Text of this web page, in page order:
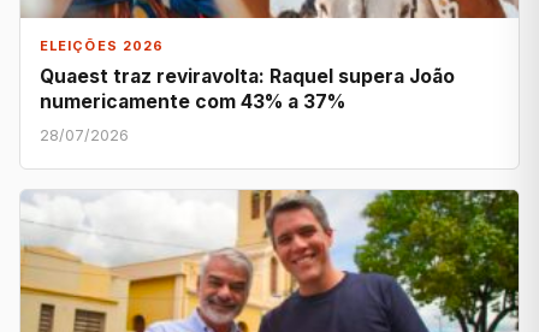
ELEIÇÕES 2026
Quaest traz reviravolta: Raquel supera João
numericamente com 43% a 37%
28/07/2026